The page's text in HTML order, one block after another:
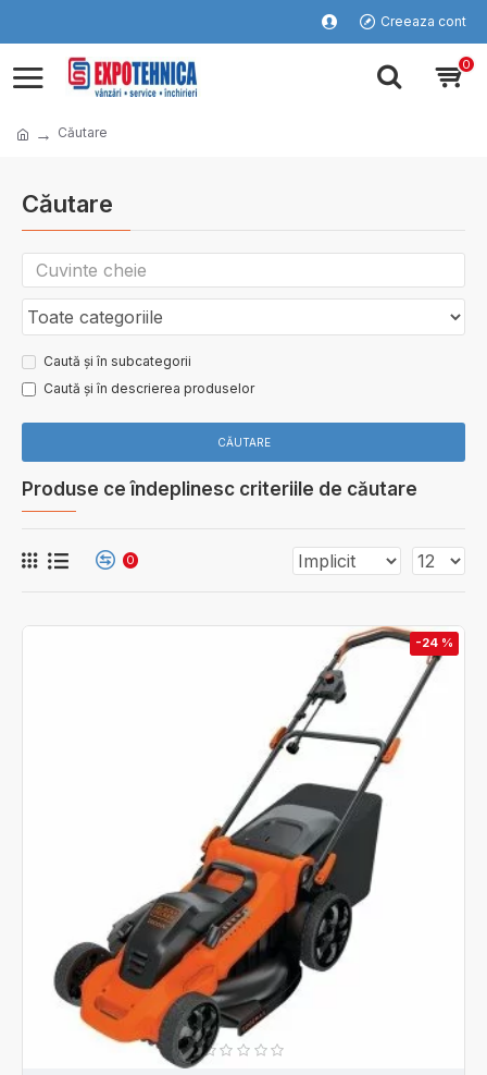
Creeaza cont
0
Căutare
Căutare
Caută și în subcategorii
Caută și în descrierea produselor
CĂUTARE
Produse ce îndeplinesc criteriile de căutare
0
-24 %